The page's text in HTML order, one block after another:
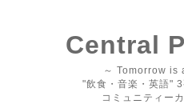
Central
～ Tomorrow is
"飲食・音楽・英語"
コミュニティー